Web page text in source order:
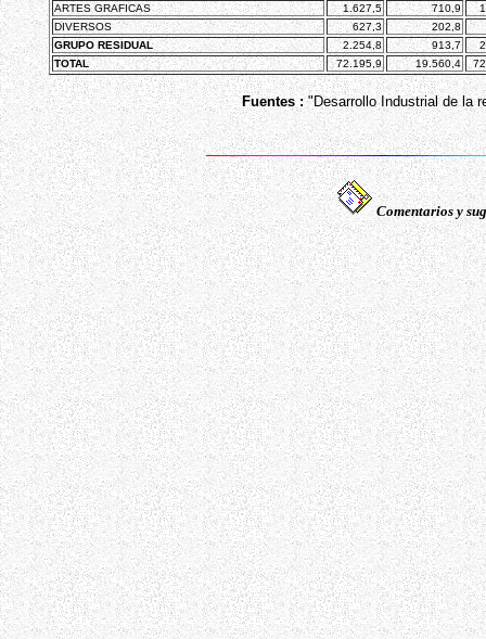
ARTES GRAFICAS
1.627,5 710,9
DIVERSOS
627,3
202,8
GRUPO RESIDUAL
2.254,8 913,7
TOTAL
72.195,9 19.560,4
Fuentes : "Desarrollo Industrial de la
Comentarios y